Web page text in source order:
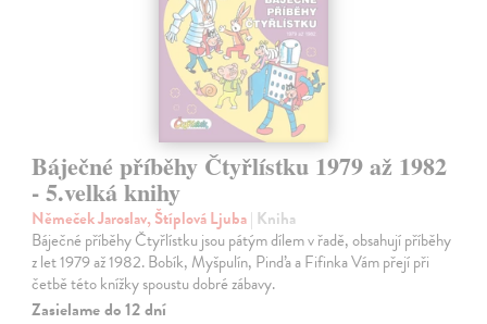
Báječné příběhy Čtyřlístku 1979 až 1982
- 5.velká knihy
Němeček Jaroslav, Štíplová Ljuba| Kniha
Báječné příběhy Čtyřlístku jsou pátým dílem v řadě, obsahují příběhy
z let 1979 až 1982. Bobík, Myšpulín, Pinďa a Fifinka Vám přejí při
četbě této knížky spoustu dobré zábavy.
Zasielame do 12 dní